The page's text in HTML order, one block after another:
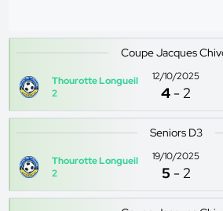
Coupe Jacques
Thourotte Longueil
2
12/10/2025
4 -2
Seniors D3
Thourotte Longueil
2
19/10/2025
5 -2